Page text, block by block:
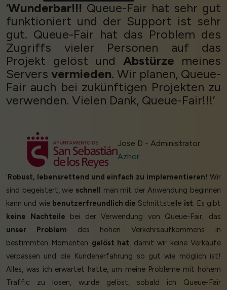
‘Wunderbar!!! Queue-Fair hat sehr gut
funktioniert und der Support ist sehr
gut. Queue-Fair hat das Problem des
Zugriffs vieler Personen auf das
Projekt gelöst und Abstürze meines
Servers vermieden. Wir planen, Queue-
Fair auch bei zukünftigen Projekten zu
verwenden. Vielen Dank, Queue-Fair!!!’
Jose D - Administrator
Azhor
‘Robust, lebensrettend und einfach zu implementieren! Wir
sind begeistert, wie schnell man mit der Anwendung beginnen
kann und wie benutzerfreundlich die Schnittstelle ist. Es gibt
keine Nachteile bei der Verwendung von Queue-Fair, das
unser Problem des hohen Verkehrsaufkommens in
bestimmten Momenten gelöst hat, damit wir keine Verkäufe
verpassen und die Kundenerfahrung so gut wie möglich ist!
Alles, was ich erwartet hatte, um meine Probleme mit hohem
Traffic zu lösen, wurde gelöst, sobald ich Queue-Fair